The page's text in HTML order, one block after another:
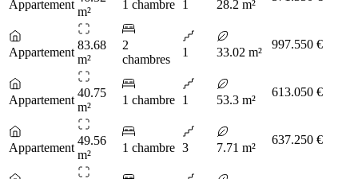
Appartement
m²
1 chambre 1 28.2 m²
Appartement
83.68
m²
2
chambres
1 33.02 m²
997.550 €
Appartement
40.75
m²
1 chambre 1 53.3 m²
613.050 €
Appartement
49.56
m²
1 chambre 3 7.71 m²
637.250 €